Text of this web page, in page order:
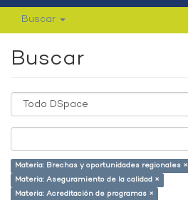
Buscar
Buscar
Materia: Brechas y oportunidades regionales ×
Materia: Aseguramiento de la calidad ×
Materia: Acreditación de programas ×